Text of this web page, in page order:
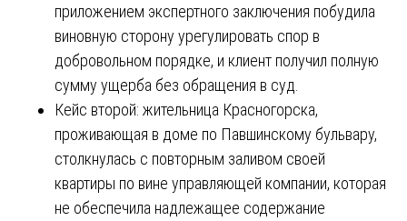
приложением экспертного заключения побудила
виновную сторону урегулировать спор в
добровольном порядке, и клиент получил полную
сумму ущерба без обращения в суд.
Кейс второй: жительница Красногорска,
проживающая в доме по Павшинскому бульвару,
столкнулась с повторным заливом своей
квартиры по вине управляющей компании, которая
не обеспечила надлежащее содержание